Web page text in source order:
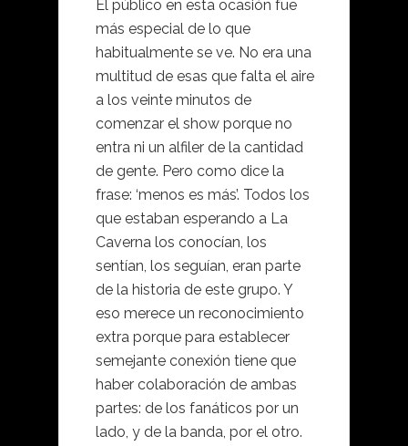
El público en esta ocasión fue
más especial de lo que
habitualmente se ve. No era una
multitud de esas que falta el aire
a los veinte minutos de
comenzar el show porque no
entra ni un alfiler de la cantidad
de gente. Pero como dice la
frase: ‘menos es más’. Todos los
que estaban esperando a La
Caverna los conocían, los
sentían, los seguían, eran parte
de la historia de este grupo. Y
eso merece un reconocimiento
extra porque para establecer
semejante conexión tiene que
haber colaboración de ambas
partes: de los fanáticos por un
lado, y de la banda, por el otro.